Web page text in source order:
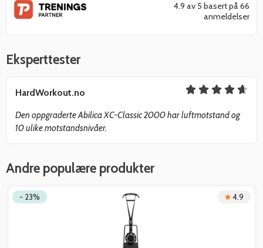
4.9 av 5 basert på 66
anmeldelser
Eksperttester
HardWorkout.no
Den oppgraderte Abilica XC-Classic 2000 har luftmotstand og
10 ulike motstandsnivåer.
Andre populære produkter
- 23% 4.9